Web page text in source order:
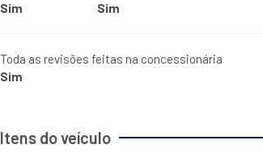
Sim
Sim
Toda as revisões feitas na concessionária
Sim
Itens do veículo